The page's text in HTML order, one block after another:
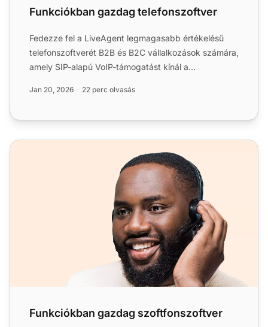
Funkciókban gazdag telefonszoftver
Fedezze fel a LiveAgent legmagasabb értékelésű
telefonszoftverét B2B és B2C vállalkozások számára,
amely SIP-alapú VoIP-támogatást kínál a
Jan 20, 2026 22 perc olvasás
Funkciókban gazdag szoftfonszoftver
Funkciókban gazdag szoftfonszoftver